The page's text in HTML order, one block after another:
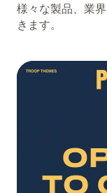
様々な製品、業
きます。